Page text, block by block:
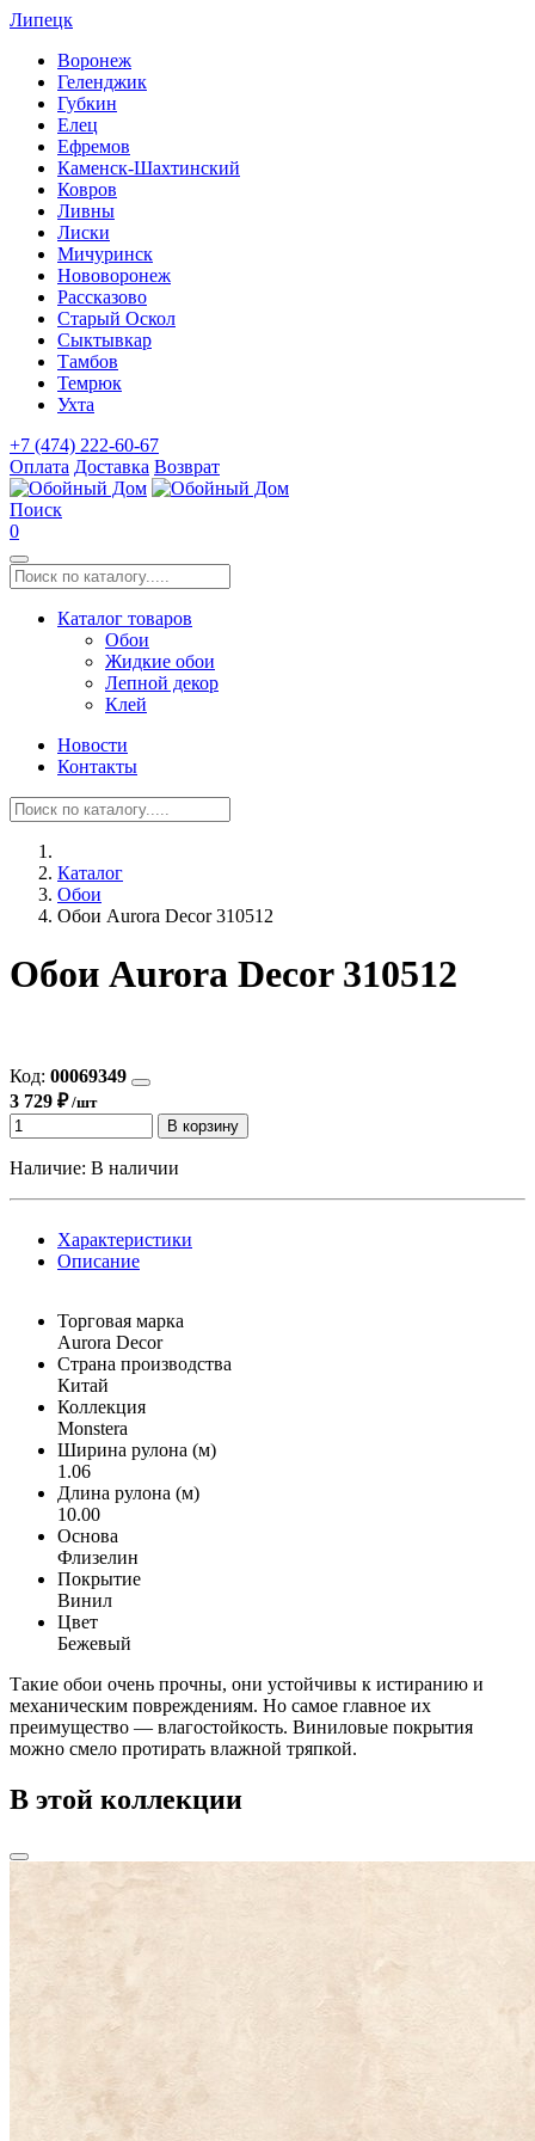
Липецк
Воронеж
Геленджик
Губкин
Елец
Ефремов
Каменск-Шахтинский
Ковров
Ливны
Лиски
Мичуринск
Нововоронеж
Рассказово
Старый Оскол
Сыктывкар
Тамбов
Темрюк
Ухта
+7 (474) 222-60-67
Оплата Доставка Возврат
Поиск
0
Каталог товаров
Обои
Жидкие обои
Лепной декор
Клей
Новости
Контакты
Каталог
Обои
Обои Aurora Deсor 310512
Обои Aurora Deсor 310512
Код: 00069349
3 729 ₽/шт
В корзину
Наличие: В наличии
Характеристики
Описание
Торговая марка
Aurora Decor
Страна производства
Китай
Коллекция
Monstera
Ширина рулона (м)
1.06
Длина рулона (м)
10.00
Основа
Флизелин
Покрытие
Винил
Цвет
Бежевый
Такие обои очень прочны, они устойчивы к истиранию и
механическим повреждениям. Но самое главное их
преимущество — влагостойкость. Виниловые покрытия
можно смело протирать влажной тряпкой.
В этой коллекции